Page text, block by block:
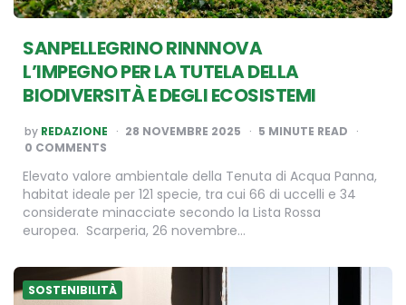
SANPELLEGRINO RINNNOVA
L’IMPEGNO PER LA TUTELA DELLA
BIODIVERSITÀ E DEGLI ECOSISTEMI
POSTED
BY
by REDAZIONE 28 NOVEMBRE 2025 5 MINUTE READ
0 COMMENTS
Elevato valore ambientale della Tenuta di Acqua Panna,
habitat ideale per 121 specie, tra cui 66 di uccelli e 34
considerate minacciate secondo la Lista Rossa
europea. Scarperia, 26 novembre…
SOSTENIBILITÀ